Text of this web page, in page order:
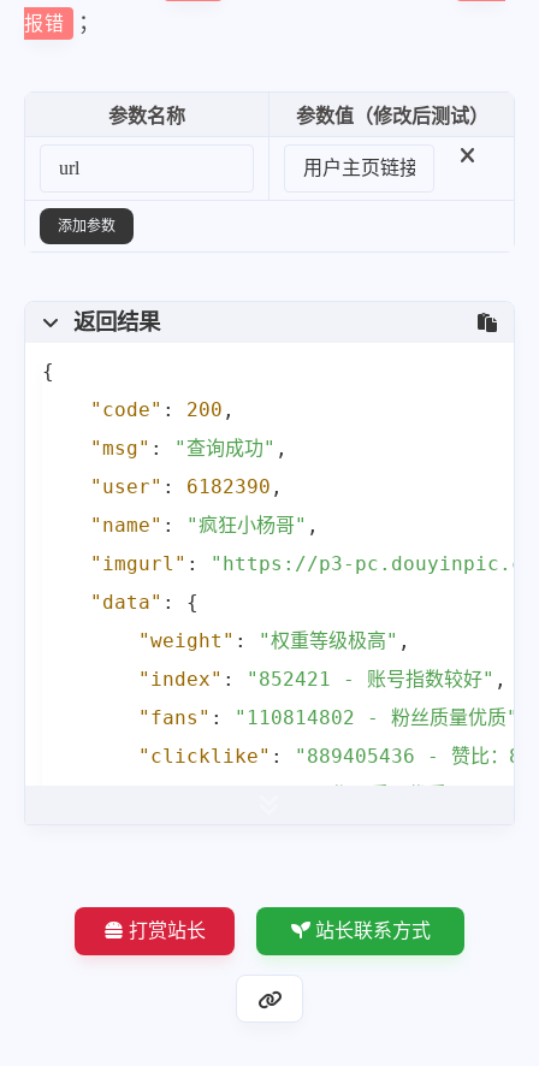
报错 ；
参数名称 参数值（修改后测试）
添加参数
返回结果
{
"code" : 200 ,
"msg" : "查询成功" ,
"user" : 6182390 ,
"name" : "疯狂小杨哥" ,
"imgurl" :
"https://p3-pc.douyinpic.com/
"data" :
{
"weight" : "权重等级极高" ,
"index" : "852421 - 账号指数较好" ,
"fans" : "110814802 - 粉丝质量优质"
"clicklike" : "889405436 - 赞比：8"
"status"
"搞笑短视频创作者 - 无需优
"26岁 - 无需优化"
"隐 - 无需优化"
: "隐藏 - 无需优化"
打赏站长 站长联系方式